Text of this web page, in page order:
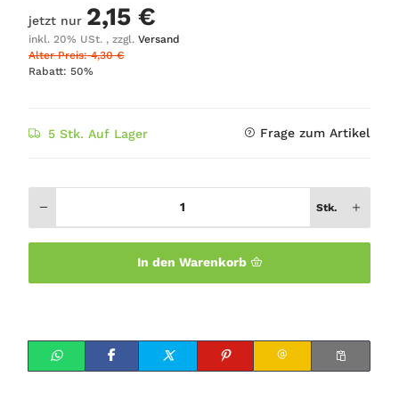
jetzt nur 2,15 €
inkl. 20% USt. , zzgl. Versand
Alter Preis: 4,30 €
Rabatt: 50%
5 Stk. Auf Lager Frage zum Artikel
Stk.
In den Warenkorb